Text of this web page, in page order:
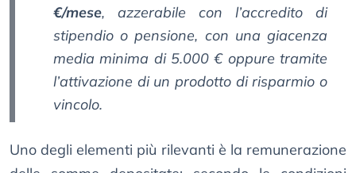
€/mese, azzerabile con l’accredito di
stipendio o pensione, con una giacenza
media minima di 5.000 € oppure tramite
l’attivazione di un prodotto di risparmio o
vincolo.
Uno degli elementi più rilevanti è la remunerazione